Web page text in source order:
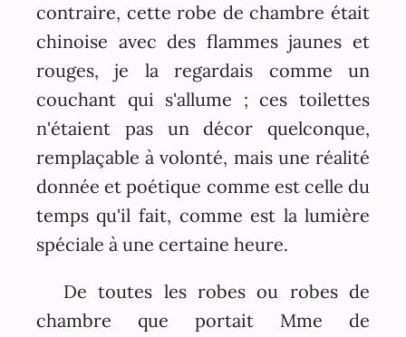
contraire, cette robe de chambre était
chinoise avec des flammes jaunes et
rouges, je la regardais comme un
couchant qui s'allume ; ces toilettes
n'étaient pas un décor quelconque,
remplaçable à volonté, mais une réalité
donnée et poétique comme est celle du
temps qu'il fait, comme est la lumière
spéciale à une certaine heure.
De toutes les robes ou robes de
chambre que portait Mme de